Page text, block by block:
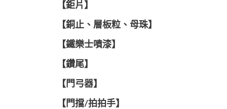
【鉅片】
【銅止、層板粒、母珠】
【鐵樂士噴漆】
【鑽尾】
【門弓器】
【門擋/拍拍手】